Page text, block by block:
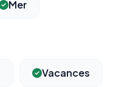
Mer
Vacances